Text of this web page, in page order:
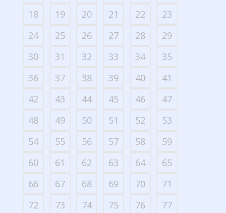
18
19 20 21 22
23
24
25 26 27 28
29
30
31 32 33 34
35
36
37 38 39 40
41
42
43 44 45 46
47
48
49 50 51 52
53
54
55 56 57 58
59
60
61 62 63 64
65
66
67 68 69 70
71
72
73 74 75 76
77